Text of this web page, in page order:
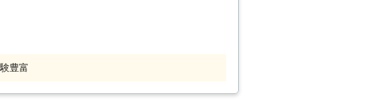
ことは景観の美しさを保つことにもつなが
刈りのご依頼は私どもにお任せください。
す。
豊富